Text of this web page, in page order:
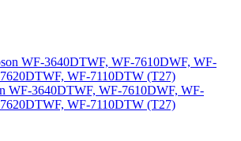
WF-3640DTWF, WF-7610DWF, WF-
WF-7110DTW (T27)